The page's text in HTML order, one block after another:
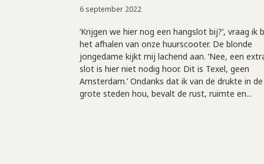
6 september 2022
‘Krijgen we hier nog een hangslot bij?’, vraag ik
het afhalen van onze huurscooter. De blonde
jongedame kijkt mij lachend aan. ‘Nee, een
slot is hier niet nodig hoor. Dit is Texel, geen
Amsterdam.’ Ondanks dat ik van de drukte in de
grote steden hou, bevalt de rust, ruimte en...